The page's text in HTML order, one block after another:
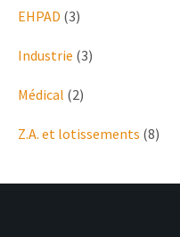
EHPAD (3)
Industrie (3)
Médical (2)
Z.A. et lotissements (8)